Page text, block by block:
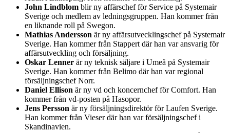
John Lindblom blir ny affärschef för Service på Systemair
Sverige och medlem av ledningsgruppen. Han kommer från
en liknande roll på Swegon.
Mathias Andersson är ny affärsutvecklingschef på Systemair
Sverige. Han kommer från Stappert där han var ansvarig för
affärsutveckling och försäljning.
Oskar Lenner är ny teknisk säljare i Umeå på Systemair
Sverige. Han kommer från Belimo där han var regional
försäljningschef Norr.
Daniel Ellison är ny vd och koncernchef för Comfort. Han
kommer från vd-posten på Hasopor.
Jens Persson är ny försäljningsdirektör för Laufen Sverige.
Han kommer från Vieser där han var försäljningschef i
Skandinavien.